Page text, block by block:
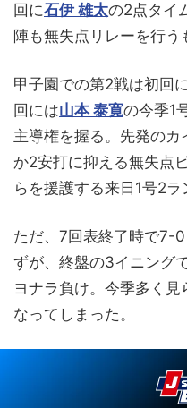
回に石伊 雄太の2点タイ
陣も無失点リレーを行う
甲子園での第2戦は初回
回には山本 泰寛の今季1
主導権を握る。先発のカ
か2安打に抑える無失点
らを援護する来日1号2ラ
ただ、7回表終了時で7-
ずが、終盤の3イニング
ヨナラ負け。今季多く
なってしまった。